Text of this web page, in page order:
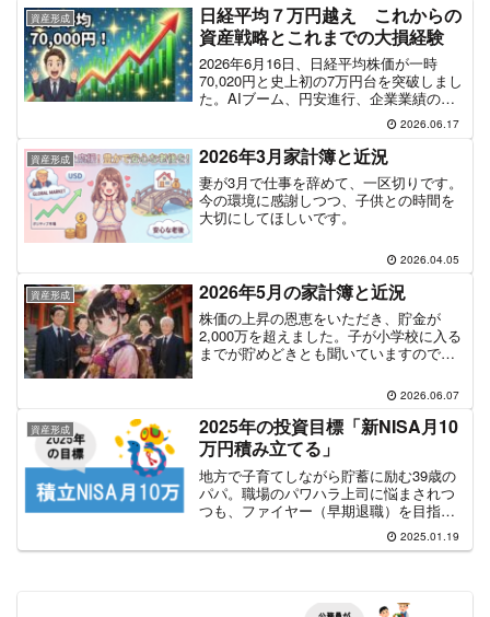
資産形成
日経平均７万円越え これからの
資産戦略とこれまでの大損経験
2026年6月16日、日経平均株価が一時
70,020円と史上初の7万円台を突破しまし
た。AIブーム、円安進行、企業業績の好
調が重なり、市場は熱狂に包まれていま
す。こうした局面で、私のような個人投
資家は何を考えるべきでしょうか。過去
に大きな損失を経験した者として、冷静
に振り返りつつ、これからの資産戦略を
考えてみたいと思います。
2026.06.17
資産形成 2026年3月家計簿と近況
妻が3月で仕事を辞めて、一区切りです。
今の環境に感謝しつつ、子供との時間を
大切にしてほしいです。
2026.04.05
資産形成 2026年5月の家計簿と近況
株価の上昇の恩恵をいただき、貯金が
2,000万を超えました。子が小学校に入る
までが貯めどきとも聞いていますので、
ファンドをベースとしながらも、半導
体、AI関連のテーマ株の投資信託に投資
していきます。
2026.06.07
資産形成
2025年の投資目標「新NISA月10
万円積み立てる」
地方で子育てしながら貯蓄に励む39歳の
パパ。職場のパワハラ上司に悩まされつ
つも、ファイヤー（早期退職）を目指し
て副業を育てる日々。投資にも興味津々
で、イーサリアムに期待を寄せている。
2025.01.19